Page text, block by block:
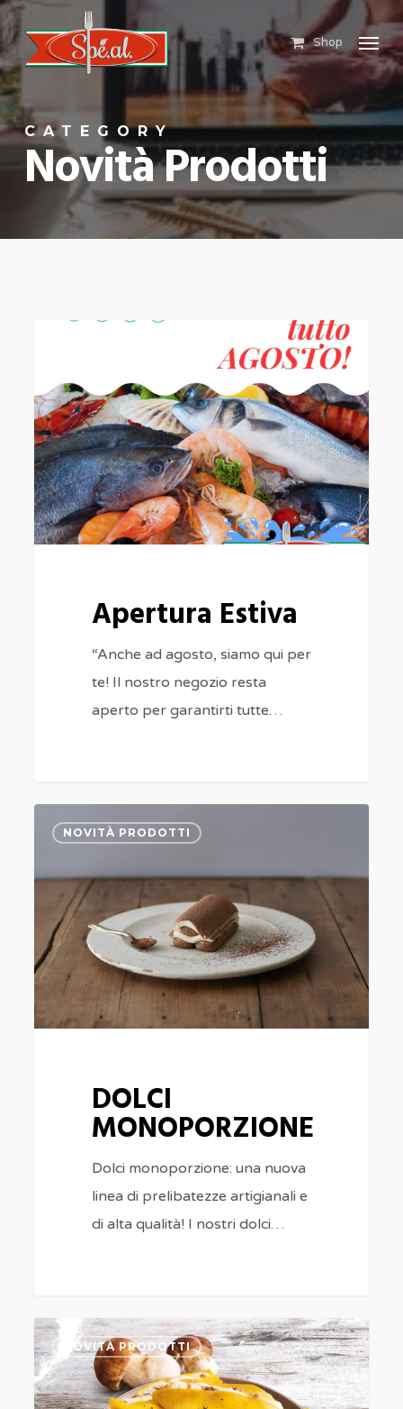
Skip
to
main
content
Shop Menu
CATEGORY
Novità Prodotti
Apertura Estiva
“Anche ad agosto, siamo qui per
te! Il nostro negozio resta
aperto per garantirti tutte…
MONOPORZIONE
NOVITÀ PRODOTTI
DOLCI
MONOPORZIONE
Dolci monoporzione: una nuova
linea di prelibatezze artigianali e
di alta qualità! I nostri dolci…
CRESPELLE
FARCITE
NOVITÀ PRODOTTI